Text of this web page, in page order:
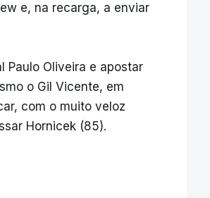
e, na recarga, a enviar
Paulo Oliveira e apostar
o Gil Vicente, em
com o muito veloz
Hornicek (85).